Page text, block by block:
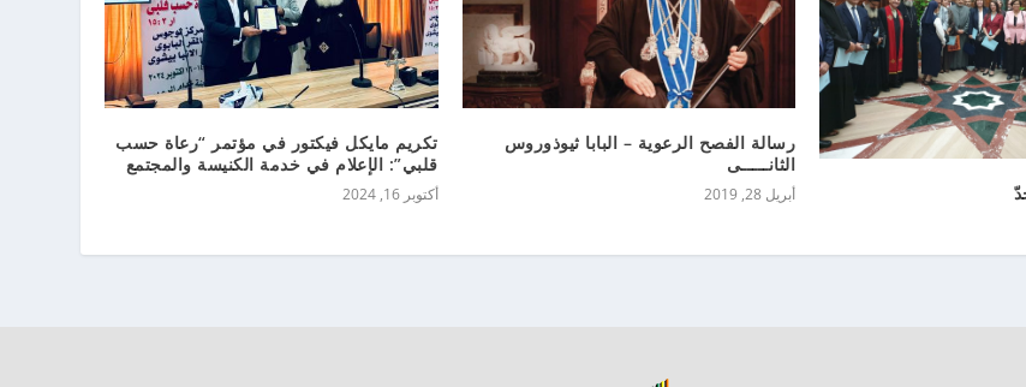
رسالة الفصح الرعوية – البابا ثيوذوروس
الثانـــــى
أبريل 28, 2019
تكريم مايكل فيكتور في مؤتمر “رعاة حسب
قلبي”: الإعلام في خدمة الكنيسة والمجتمع
أكتوبر 16, 2024